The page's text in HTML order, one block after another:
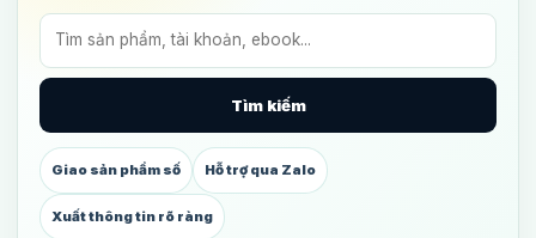
Tìm kiếm
Giao sản phẩm số Hỗ trợ qua Zalo
Xuất thông tin rõ ràng